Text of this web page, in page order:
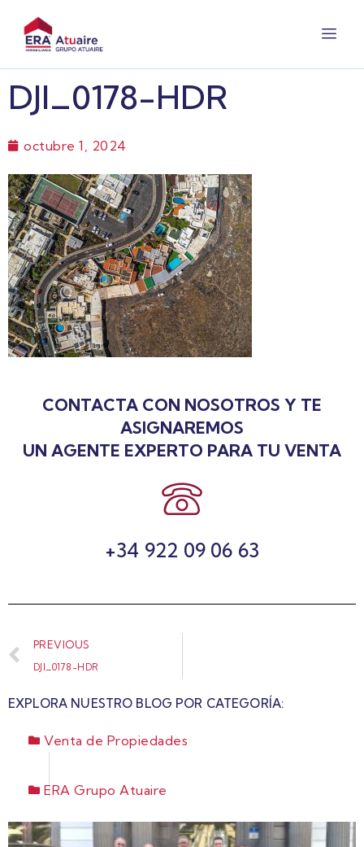
DJI_0178-HDR
octubre 1, 2024
CONTACTA CON NOSOTROS Y TE
ASIGNAREMOS
UN AGENTE EXPERTO PARA TU VENTA
+34 922 09 06 63
PREVIOUS
DJI_0178-HDR
EXPLORA NUESTRO BLOG POR CATEGORÍA:
Venta de Propiedades
ERA Grupo Atuaire